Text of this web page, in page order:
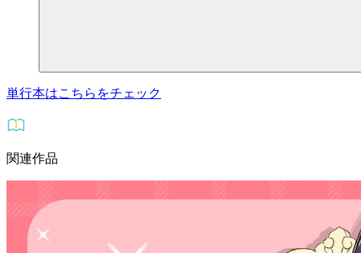
単行本はこちらをチェック
関連作品